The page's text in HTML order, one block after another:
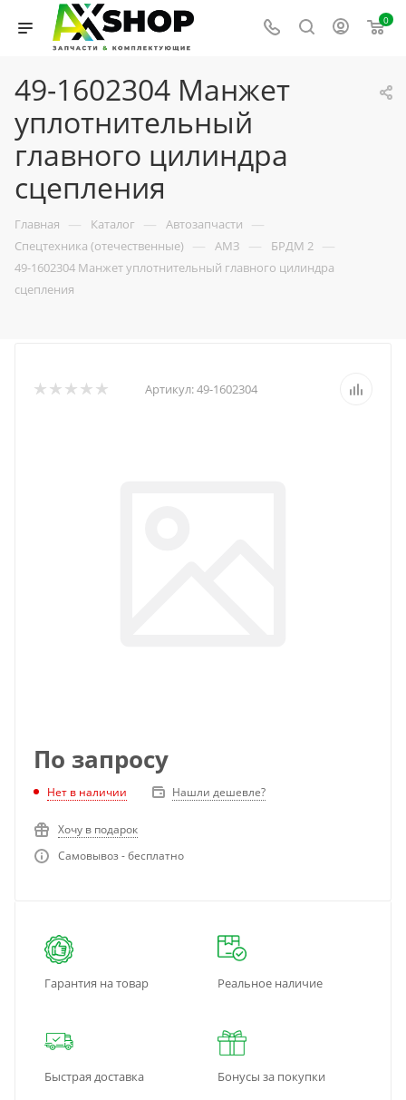
0
49-1602304 Манжет
уплотнительный
главного цилиндра
сцепления
Главная — Каталог — Автозапчасти —
Спецтехника (отечественные) — АМЗ — БРДМ 2 —
49-1602304 Манжет уплотнительный главного цилиндра
сцепления
Артикул:49-1602304
По запросу
Нет в наличии Нашли дешевле?
Хочу в подарок
Самовывоз - бесплатно
Гарантия на товар Реальное наличие
Быстрая доставка Бонусы за покупки